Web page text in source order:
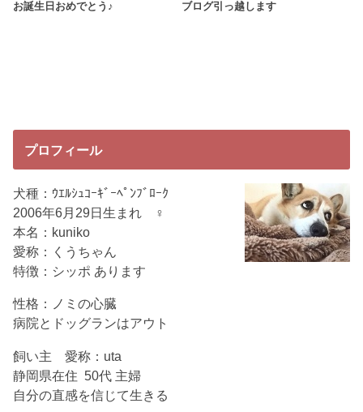
お誕生日おめでとう♪
ブログ引っ越します
プロフィール
犬種：ｳｴﾙｼｭｺｰｷﾞｰﾍﾟﾝﾌﾞﾛｰｸ
2006年6月29日生まれ ♀
本名：kuniko
愛称：くうちゃん
特徴：シッポ あります
性格：ノミの心臓
病院とドッグランはアウト
飼い主 愛称：uta
静岡県在住 50代 主婦
自分の直感を信じて生きる